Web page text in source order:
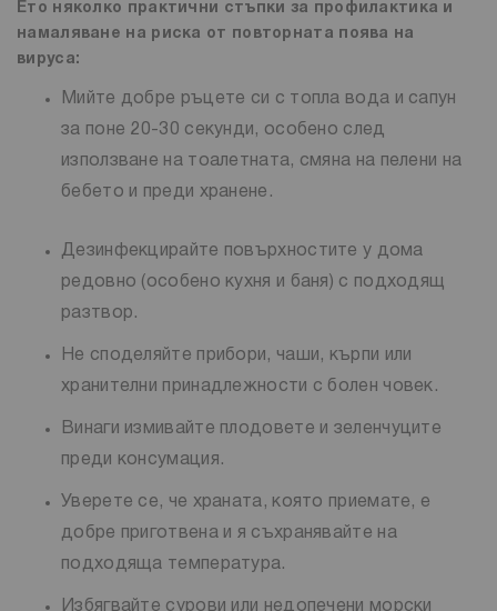
Ето няколко практични стъпки за профилактика и
намаляване на риска от повторната поява на
вируса:
Мийте добре ръцете си с топла вода и сапун
за поне 20-30 секунди, особено след
използване на тоалетната, смяна на пелени на
бебето и преди хранене.
Дезинфекцирайте повърхностите у дома
редовно (особено кухня и баня) с подходящ
разтвор.
Не споделяйте прибори, чаши, кърпи или
хранителни принадлежности с болен човек.
Винаги измивайте плодовете и зеленчуците
преди консумация.
Уверете се, че храната, която приемате, е
добре приготвена и я съхранявайте на
подходяща температура.
Избягвайте сурови или недопечени морски